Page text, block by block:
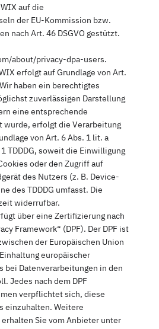
auf die
der EU-Kommission bzw.
nach Art. 46 DSGVO gestützt.
about/privacy-dpa-users.
erfolgt auf Grundlage von Art.
haben ein berechtigtes
zuverlässigen Darstellung
eine entsprechende
wurde, erfolgt die Verarbeitung
von Art. 6 Abs. 1 lit. a
1 TDDDG, soweit die Einwilligung
oder den Zugriff auf
des Nutzers (z. B. Device-
des TDDDG umfasst. Die
widerrufbar.
über eine Zertifizierung nach
Framework“ (DPF). Der DPF ist
der Europäischen Union
europäischer
bei Datenverarbeitungen in den
Jedes nach dem DPF
verpflichtet sich, diese
einzuhalten. Weitere
Sie vom Anbieter unter